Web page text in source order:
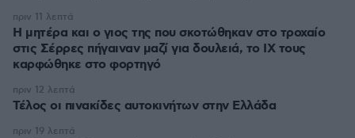
Η μητέρα και ο γιος της που σκοτώθηκαν στο τροχαίο
στις Σέρρες πήγαιναν μαζί για δουλειά, το ΙΧ τους
καρφώθηκε στο φορτηγό
πριν 11 λεπτά
Τέλος οι πινακίδες αυτοκινήτων στην Ελλάδα
πριν 12 λεπτά
πριν 19 λεπτά